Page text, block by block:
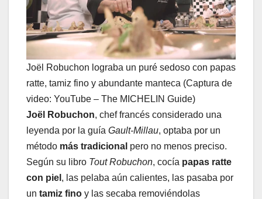
Joël Robuchon lograba un puré sedoso con papas
ratte, tamiz fino y abundante manteca (Captura de
video: YouTube – The MICHELIN Guide)
Joël Robuchon, chef francés considerado una
leyenda por la guía Gault-Millau, optaba por un
método más tradicional pero no menos preciso.
Según su libro Tout Robuchon, cocía papas ratte
con piel , las pelaba aún calientes, las pasaba por
un tamiz fino y las secaba removiéndolas